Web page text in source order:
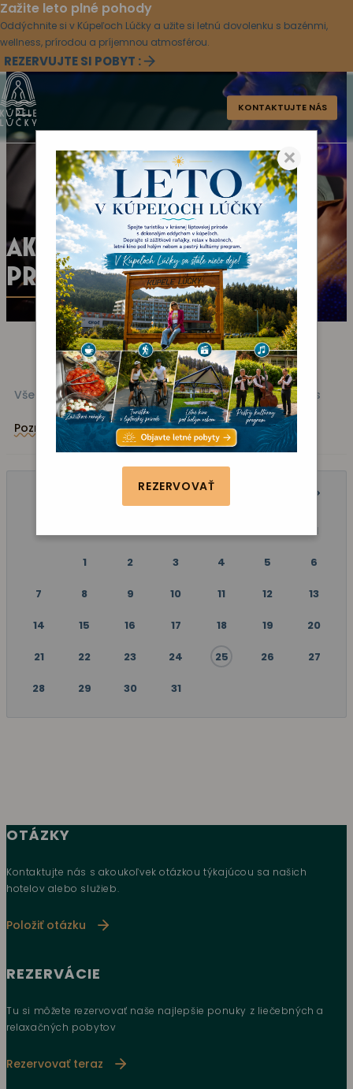
Zažite leto plné pohody
Oddýchnite si v Kúpeľoch Lúčky a užite si letnú dovolenku s bazénmi,
wellness, prírodou a príjemnou atmosférou.
REZERVUJTE SI POBYT :
×
REZERVOVAŤ
KONTAKTUJTE NÁS
AKTUÁLNY KULTÚRNY
PROGRAM
Všetky akcie Kino Vystúpenie Zábava Fitness
Poznávanie
OKTÓBER 2024
N
1 2 3 4 5 6
7 8 9 10 11 12 13
14 15 16 17 18 19 20
21 22 23 24 25 26 27
28 29 30 31
OTÁZKY
Kontaktujte nás s akoukoľvek otázkou týkajúcou sa našich
hotelov alebo služieb.
Položiť otázku
REZERVÁCIE
Tu si môžete rezervovať naše najlepšie ponuky z liečebných a
relaxačných pobytov
Rezervovať teraz